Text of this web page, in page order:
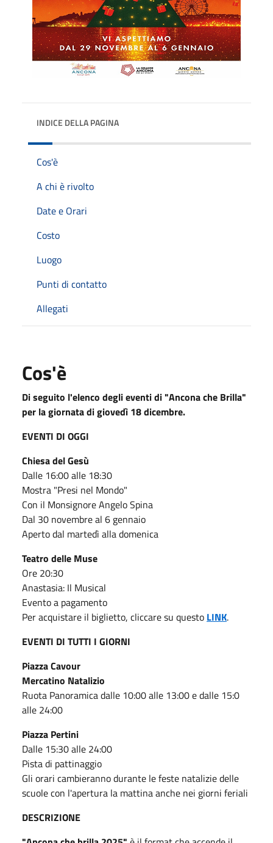
INDICE DELLA PAGINA
Cos'è
A chi è rivolto
Date e Orari
Costo
Luogo
Punti di contatto
Allegati
Cos'è
Di seguito l'elenco degli eventi di "Ancona che Brilla"
per la giornata di giovedì 18 dicembre.
EVENTI DI OGGI
Chiesa del Gesù
Dalle 16:00 alle 18:30
Mostra "Presi nel Mondo"
Con il Monsignore Angelo Spina
Dal 30 novembre al 6 gennaio
Aperto dal martedì alla domenica
Teatro delle Muse
Ore 20:30
Anastasia: Il Musical
Evento a pagamento
Per acquistare il biglietto, cliccare su questo LINK.
EVENTI DI TUTTI I GIORNI
Piazza Cavour
Mercatino Natalizio
Ruota Panoramica dalle 10:00 alle 13:00 e dalle 15:0
alle 24:00
Piazza Pertini
Dalle 15:30 alle 24:00
Pista di pattinaggio
Gli orari cambieranno durante le feste natalizie delle
scuole con l'apertura la mattina anche nei giorni feriali
DESCRIZIONE